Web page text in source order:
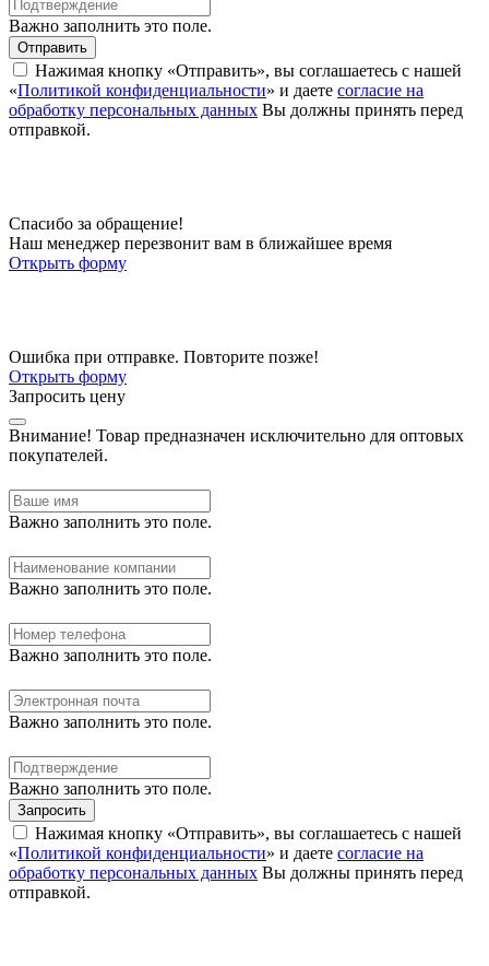
Важно заполнить это поле.
Отправить
Нажимая кнопку «Отправить», вы соглашаетесь с нашей
«Политикой конфиденциальности» и даете согласие на
обработку персональных данных Вы должны принять перед
отправкой.
Спасибо за обращение!
Наш менеджер перезвонит вам в ближайшее время
Открыть форму
Ошибка при отправке. Повторите позже!
Открыть форму
Запросить цену
Внимание! Товар предназначен исключительно для оптовых
покупателей.
Важно заполнить это поле.
Важно заполнить это поле.
Важно заполнить это поле.
Важно заполнить это поле.
Важно заполнить это поле.
Запросить
Нажимая кнопку «Отправить», вы соглашаетесь с нашей
«Политикой конфиденциальности» и даете согласие на
обработку персональных данных Вы должны принять перед
отправкой.